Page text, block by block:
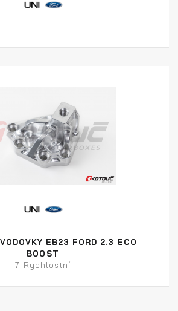
EB23 FORD 2.3 ECO
BOOST
7-Rychlostní